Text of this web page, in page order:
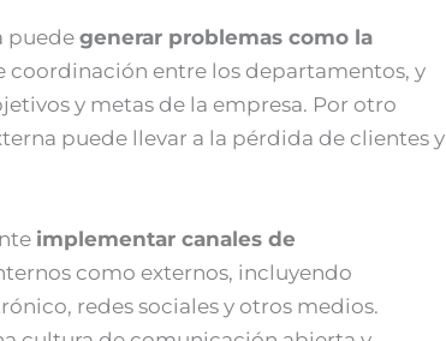
puede generar problemas como la
coordinación entre los departamentos, y
y metas de la empresa. Por otro
puede llevar a la pérdida de clientes y
implementar canales de
como externos, incluyendo
redes sociales y otros medios.